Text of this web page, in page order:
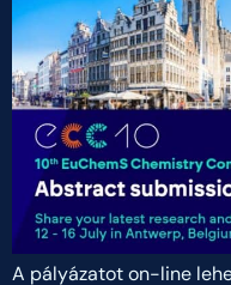
A pályázatot on-line